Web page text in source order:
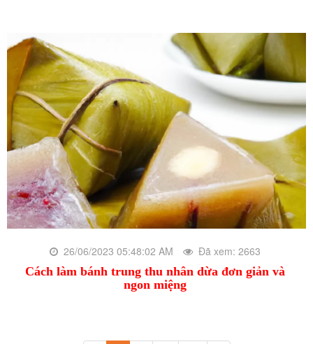
26/06/2023 05:48:02 AM Đã xem: 2663
Cách làm bánh trung thu nhân dừa đơn giản và
ngon miệng